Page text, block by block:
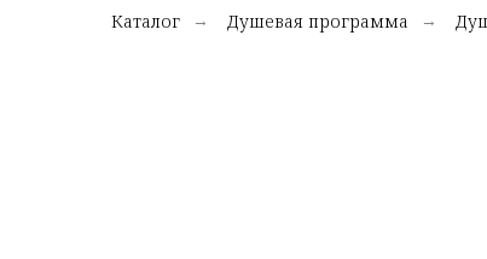
Каталог → Душевая программа →